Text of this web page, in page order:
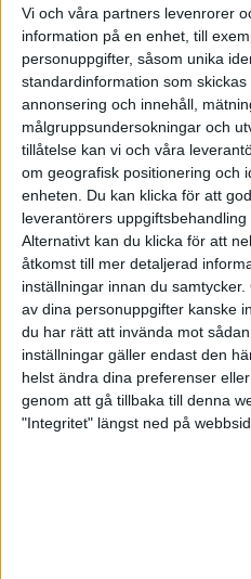
Vi och våra partners levenrorer
information på en enhet, till
personuppgifter, såsom unika
standardinformation som
annonsering och innehåll,
målgruppsundersokningar och
tillåtelse kan vi och våra
om geografisk positionering och
enheten. Du kan klicka för att
leverantörers uppgiftsbehandling
Alternativt kan du klicka för att
åtkomst till mer detaljerad
inställningar innan du samtycker.
av dina personuppgifter kanske
du har rätt att invända mot
inställningar gäller endast den
helst ändra dina preferenser
genom att gå tillbaka till denna
"Integritet" längst ned på
Sammandraget
Elitserie
14 september 2025 17:54